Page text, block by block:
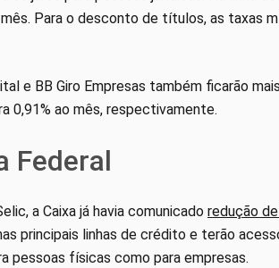
Para o desconto de títulos, as taxas
e BB Giro Empresas também ficarão
0,91% ao mês, respectivamente.
Federal
a Caixa já havia comunicado redução
principais linhas de crédito e terão
pessoas físicas como para empresas.